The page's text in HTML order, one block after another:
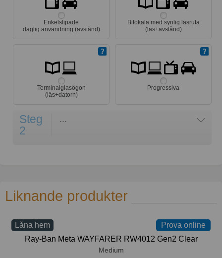
Enkelslipade
daglig användning (avstånd)
Bifokala med synlig läsruta
(läs+avstånd)
Terminalglasögon
(läs+datorn)
Progressiva
Steg
2
...
Liknande produkter
Prova online
Låna hem
Ray-Ban Meta WAYFARER RW4012 Gen2 Clear
Medium